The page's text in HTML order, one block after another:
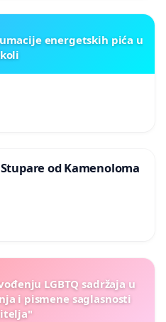
energetskih pića u
od Kamenoloma
LGBTQ sadržaja u
i pismene saglasnosti